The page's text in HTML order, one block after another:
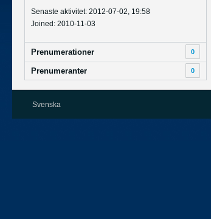
Senaste aktivitet: 2012-07-02, 19:58
Joined: 2010-11-03
Prenumerationer 0
Prenumeranter 0
Svenska